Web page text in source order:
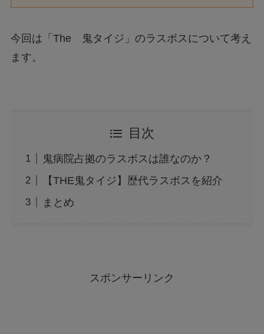
今回は「The 鬼タイジ」のラスボスについて考え
ます。
目次
鬼病院占拠のラスボスは誰なのか？
【THE鬼タイジ】歴代ラスボスを紹介
まとめ
スポンサーリンク